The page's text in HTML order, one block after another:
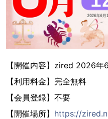
【開催内容】zired 2026年
【利用料金】完全無料
【会員登録】不要
【開催場所】 https://